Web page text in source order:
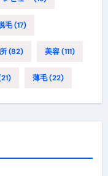
毛(17)
(82) 美容(111)
薄毛(22)